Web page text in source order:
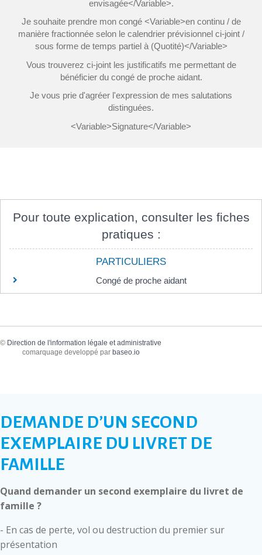
envisagée</Variable>.
Je souhaite prendre mon congé <Variable>en continu / de
manière fractionnée selon le calendrier prévisionnel ci-joint /
sous forme de temps partiel à (Quotité)</Variable>
Vous trouverez ci-joint les justificatifs me permettant de
bénéficier du congé de proche aidant.
Je vous prie d'agréer l'expression de mes salutations
distinguées.
<Variable>Signature</Variable>
Pour toute explication, consulter les fiches
pratiques :
PARTICULIERS
Congé de proche aidant
© Direction de l'information légale et administrative
comarquage developpé par baseo.io
DEMANDE D’UN SECOND
EXEMPLAIRE DU LIVRET DE
FAMILLE
Quand demander un second exemplaire du livret de
famille ?
- En cas de perte, vol ou destruction du premier sur
présentation